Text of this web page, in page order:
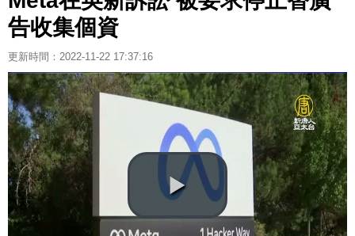
告收集個資
更新時間：2022-11-22 17:37:16